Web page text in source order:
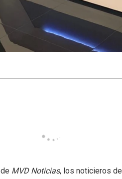
MVD Noticias, los noticieros de